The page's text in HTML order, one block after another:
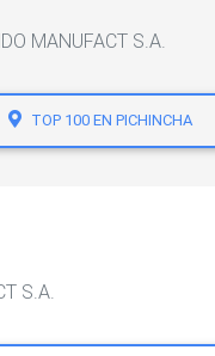
MANUFACT S.A.
TOP 100 EN PICHINCHA
S.A.